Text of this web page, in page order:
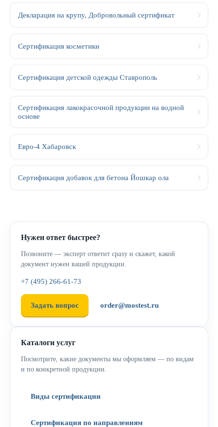
Декларация на крупу, Добровольный сертификат
Сертификация косметики
Сертификация детской одежды Ставрополь
Сертификация лакокрасочной продукции на водной
основе
Евро-4 Хабаровск
Сертификация добавок для бетона Йошкар ола
Нужен ответ быстрее?
Позвоните — эксперт ответит сразу и скажет, какой
документ нужен вашей продукции.
+7 (495) 266-61-73
Задать вопрос order@mostest.ru
Каталоги услуг
Посмотрите, какие документы мы оформляем — по видам
и по конкретной продукции.
Виды сертификации
Сертификация по направлениям